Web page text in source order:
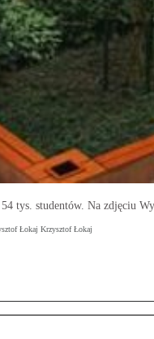
tys. studentów. Na zdjęciu
Łokaj Krzysztof Łokaj